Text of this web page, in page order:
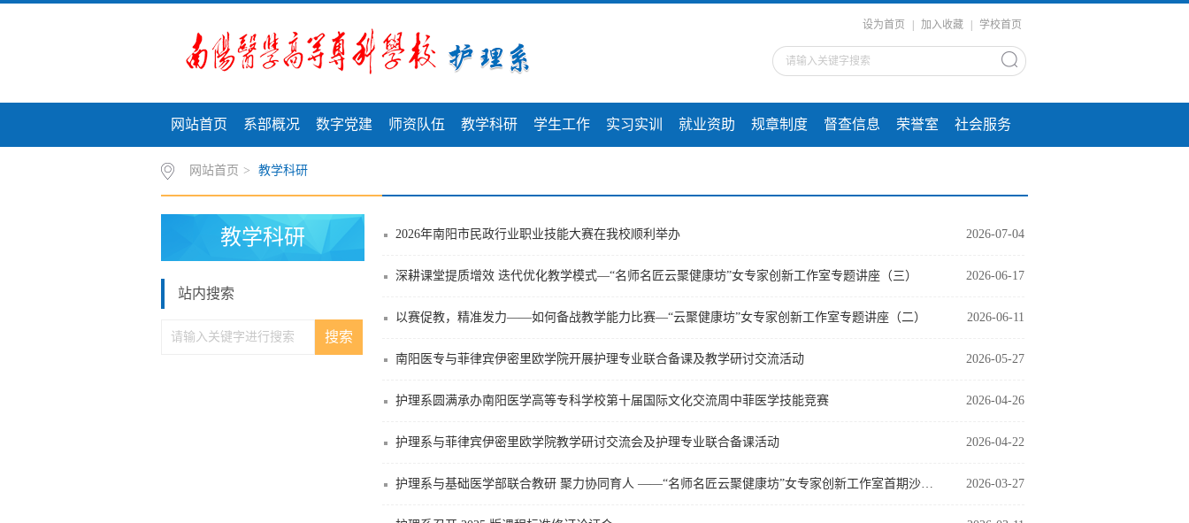
设为首页 加入收藏 学校首页
网站首页 系部概况 数字党建 师资队伍 教学科研 学生工作 实习实训 就业资助 规章制度 督查信息 荣誉室 社会服务
网站首页 > 教学科研
教学科研
站内搜索
2026-07-04
2026年南阳市民政行业职业技能大赛在我校顺利举办
2026-06-17
深耕课堂提质增效 迭代优化教学模式—“名师名匠云聚健康坊”女专家创新工作室专题讲座（三）
2026-06-11
以赛促教，精准发力——如何备战教学能力比赛—“云聚健康坊”女专家创新工作室专题讲座（二）
2026-05-27
南阳医专与菲律宾伊密里欧学院开展护理专业联合备课及教学研讨交流活动
2026-04-26
护理系圆满承办南阳医学高等专科学校第十届国际文化交流周中菲医学技能竞赛
2026-04-22
护理系与菲律宾伊密里欧学院教学研讨交流会及护理专业联合备课活动
2026-03-27
护理系与基础医学部联合教研 聚力协同育人 ——“名师名匠云聚健康坊”女专家创新工作室首期沙龙（一）